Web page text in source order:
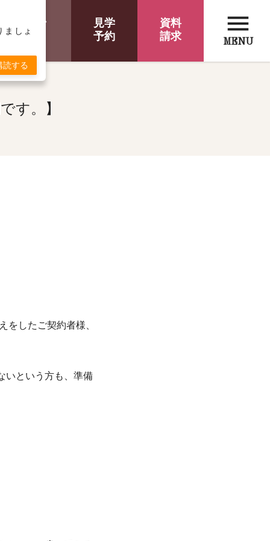
ンライン
相談
見学
予約
資料
請求
menu
MENU
す。】
をしたご契約者様、
いという方も、準備
しょ
読する